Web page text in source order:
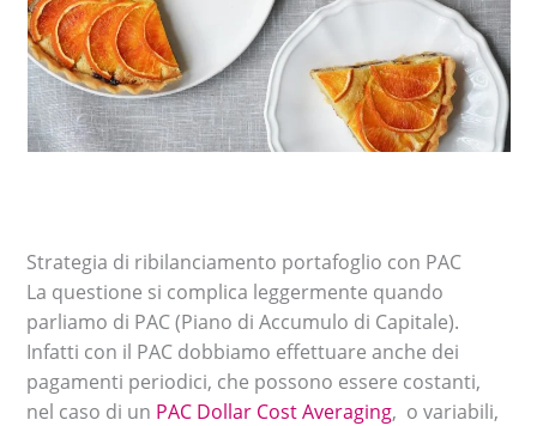
Strategia di ribilanciamento portafoglio con PAC
La questione si complica leggermente quando
parliamo di PAC (Piano di Accumulo di Capitale).
Infatti con il PAC dobbiamo effettuare anche dei
pagamenti periodici, che possono essere costanti,
nel caso di un PAC Dollar Cost Averaging, o variabili,